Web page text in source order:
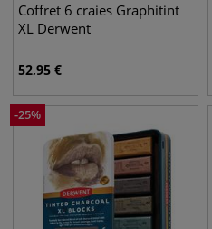
Coffret 6 craies Graphitint
XL Derwent
52,95 €
-25%